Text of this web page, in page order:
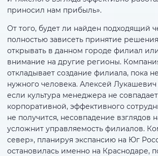
приносил нам прибыль».
От того, будет ли найден подходящий
полностью зависеть принятие
открывать в данном городе филиал
внимание на другие регионы.
откладывает создание филиала, пока
нужного человека. Алексей Лукашевич
если культура менеджера не
корпоративной, эффективного
не получится, несовпадение взглядов
усложнит управляемость филиалов.
север», планируя экспансию на Юг
остановилась именно на Краснодаре,